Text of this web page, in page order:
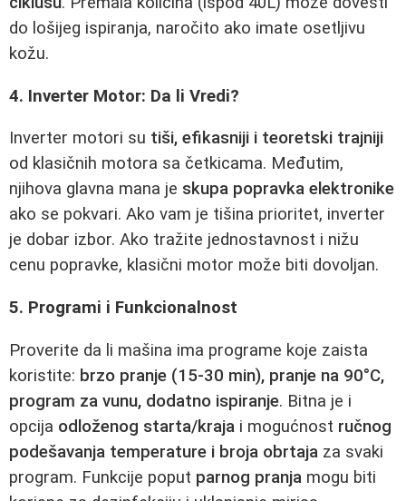
do lošijeg ispiranja, naročito ako imate osetljivu
kožu.
4. Inverter Motor: Da li Vredi?
Inverter motori su tiši, efikasniji i teoretski trajniji
od klasičnih motora sa četkicama. Međutim,
njihova glavna mana je skupa popravka elektronike
ako se pokvari. Ako vam je tišina prioritet, inverter
je dobar izbor. Ako tražite jednostavnost i nižu
cenu popravke, klasični motor može biti dovoljan.
5. Programi i Funkcionalnost
Proverite da li mašina ima programe koje zaista
koristite: brzo pranje (15-30 min), pranje na 90°C,
program za vunu, dodatno ispiranje. Bitna je i
opcija odloženog starta/kraja i mogućnost ručnog
podešavanja temperature i broja obrtaja za svaki
program. Funkcije poput parnog pranja mogu biti